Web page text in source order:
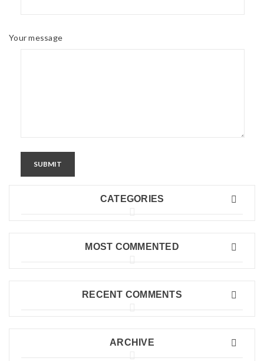
Your message
SUBMIT
CATEGORIES
MOST COMMENTED
RECENT COMMENTS
ARCHIVE